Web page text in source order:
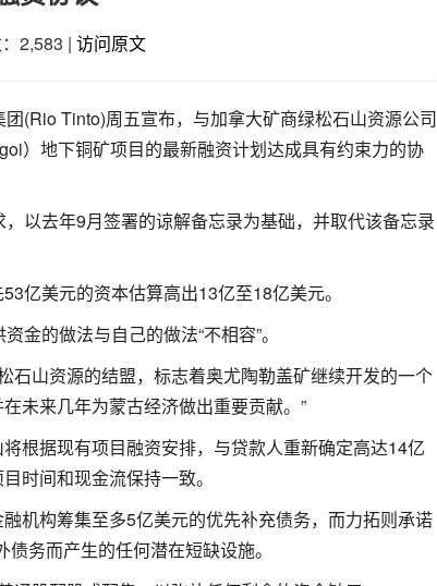
2,583 | 访问原文
(Rio Tinto)周五宣布，与加拿大矿商绿松石山资源公司
）地下铜矿项目的最新融资计划达成具有约束力的协
以去年9月签署的谅解备忘录为基础，并取代该备忘录
亿美元的资本估算高出13亿至18亿美元。
金的做法与自己的做法“不相容”。
石山资源的结盟，标志着奥尤陶勒盖矿继续开发的一个
未来几年为蒙古经济做出重要贡献。”
根据现有项目融资安排，与贷款人重新确定高达14亿
时间和现金流保持一致。
机构筹集至多5亿美元的优先补充债务，而力拓则承诺
务而产生的任何潜在短缺设施。